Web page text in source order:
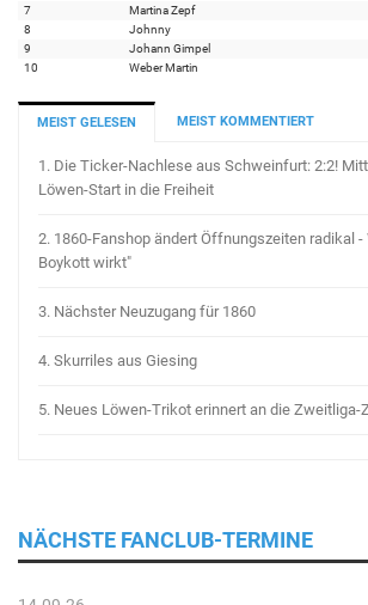
7
Martina Zepf
8
Johnny
9
Johann Gimpel
10
Weber Martin
MEIST GELESEN MEIST KOMMENTIERT
1. Die Ticker-Nachlese aus Schweinfurt: 2:2!
Löwen-Start in die Freiheit
2. 1860-Fanshop ändert Öffnungszeiten radikal -
Boykott wirkt"
3. Nächster Neuzugang für 1860
4. Skurriles aus Giesing
5. Neues Löwen-Trikot erinnert an die Zweitliga-
NÄCHSTE FANCLUB-TERMINE